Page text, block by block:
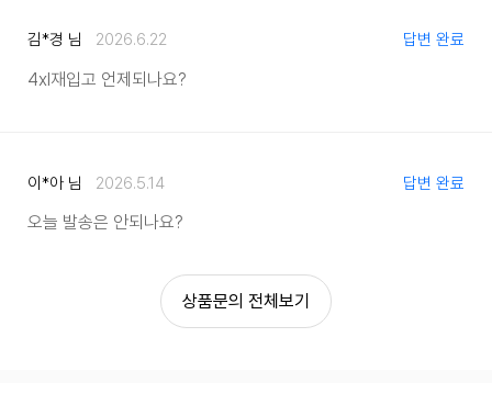
김*경 님 2026.6.22 답변 완료
4xl재입고 언제되나요?
이*아 님 2026.5.14 답변 완료
오늘 발송은 안되나요?
상품문의 전체보기